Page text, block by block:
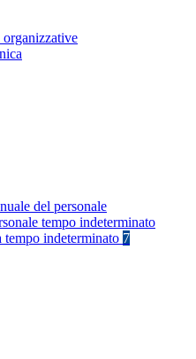
del personale
tempo indeterminato
tempo indeterminato 7